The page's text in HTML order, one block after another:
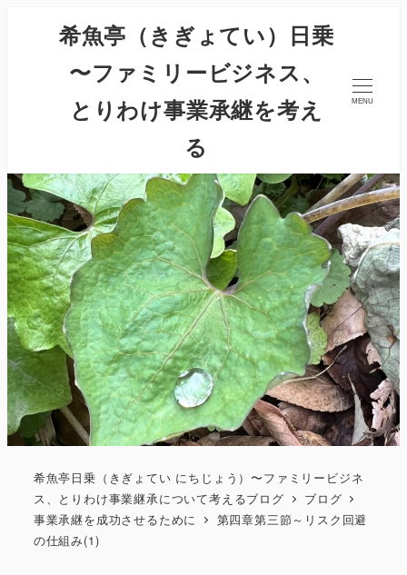
希魚亭（きぎょてい）日乗
〜ファミリービジネス、
とりわけ事業承継を考え
る
MENU
希魚亭日乗（きぎょてい にちじょう）〜ファミリービジネ
ス、とりわけ事業継承について考えるブログ
ブログ
事業承継を成功させるために
第四章第三節～リスク回避
の仕組み(1)